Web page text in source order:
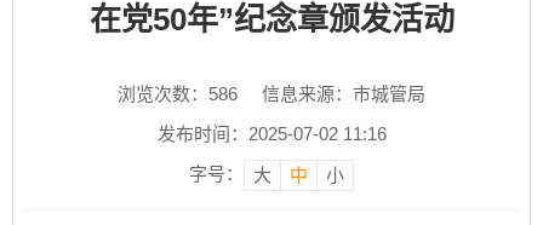
在党50年”纪念章颁发活动
浏览次数： 586
信息来源：市城管局
发布时间：2025-07-02 11:16
字号：
大 中 小